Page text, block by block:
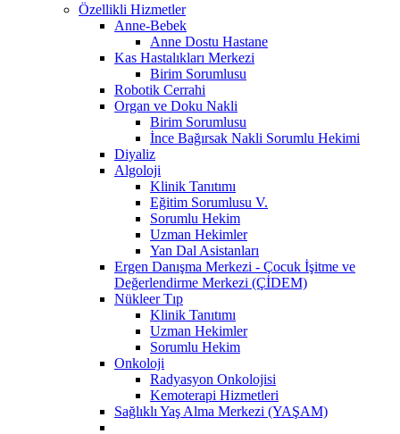
Özellikli Hizmetler
Anne-Bebek
Anne Dostu Hastane
Kas Hastalıkları Merkezi
Birim Sorumlusu
Robotik Cerrahi
Organ ve Doku Nakli
Birim Sorumlusu
İnce Bağırsak Nakli Sorumlu Hekimi
Diyaliz
Algoloji
Klinik Tanıtımı
Eğitim Sorumlusu V.
Sorumlu Hekim
Uzman Hekimler
Yan Dal Asistanları
Ergen Danışma Merkezi - Çocuk İşitme ve
Değerlendirme Merkezi (ÇİDEM)
Nükleer Tıp
Klinik Tanıtımı
Uzman Hekimler
Sorumlu Hekim
Onkoloji
Radyasyon Onkolojisi
Kemoterapi Hizmetleri
Sağlıklı Yaş Alma Merkezi (YAŞAM)